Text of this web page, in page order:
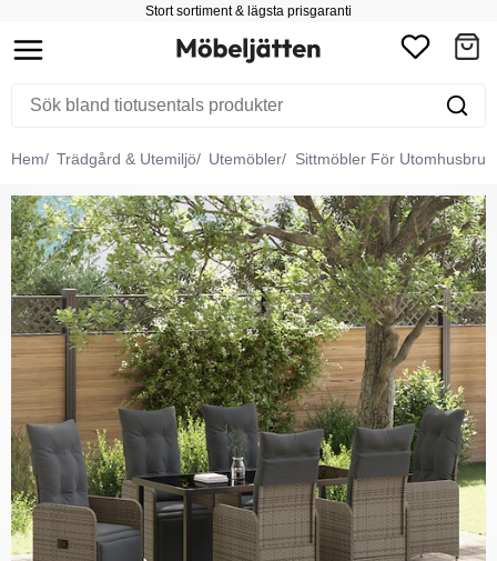
Stort sortiment & lägsta prisgaranti
Hem Trädgård & Utemiljö Utemöbler Sittmöbler För Utomhusbruk